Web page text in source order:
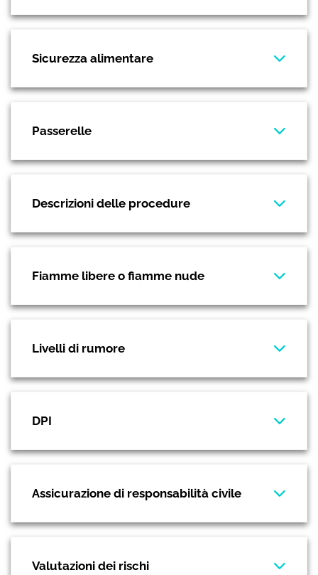
Sicurezza alimentare
Passerelle
Descrizioni delle procedure
Fiamme libere o fiamme nude
Livelli di rumore
DPI
Assicurazione di responsabilità civile
Valutazioni dei rischi